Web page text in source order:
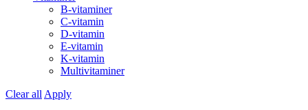
B-vitaminer
C-vitamin
D-vitamin
E-vitamin
K-vitamin
Multivitaminer
Clear all Apply